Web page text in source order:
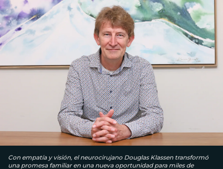
Con empatía y visión, el neurocirujano Douglas Klassen transformó
una promesa familiar en una nueva oportunidad para miles de